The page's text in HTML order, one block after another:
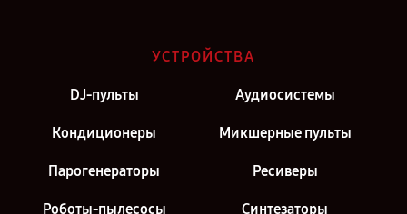
Ремонт DJ контроллера Pioneer DDJ-400 в г. Киров
Ремонт DJ контроллера Pioneer DDJ-400 в г. Санкт-Петербург
УСТРОЙСТВА
DJ-пульты Аудиосистемы
Кондиционеры Микшерные пульты
Парогенераторы Ресиверы
Роботы-пылесосы Синтезаторы